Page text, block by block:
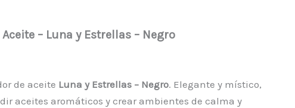
– Luna y Estrellas – Negro
de aceite Luna y Estrellas – Negro. Elegante y místico,
aceites aromáticos y crear ambientes de calma y